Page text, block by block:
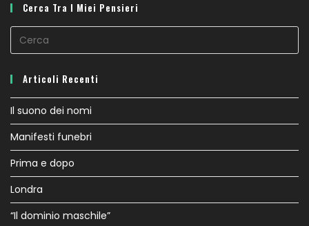
Cerca Tra I Miei Pensieri
Articoli Recenti
Il suono dei nomi
Manifesti funebri
Prima e dopo
Londra
“Il dominio maschile”